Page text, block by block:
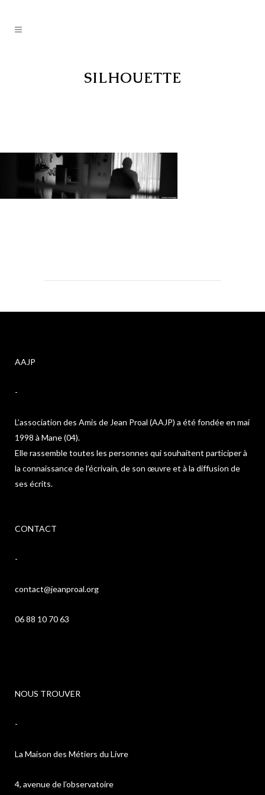
SILHOUETTE
AAJP
-
L’association des Amis de Jean Proal (AAJP) a été fondée en mai
1998 à Mane (04).
Elle rassemble toutes les personnes qui souhaitent participer à
la connaissance de l’écrivain, de son œuvre et à la diffusion de
ses écrits.
CONTACT
-
contact@jeanproal.org
06 88 10 70 63
NOUS TROUVER
-
La Maison des Métiers du Livre
4, avenue de l’observatoire